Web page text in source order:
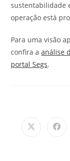
sustentabilidade
operação está
Para uma visão
confira aanálise
portal Segs.